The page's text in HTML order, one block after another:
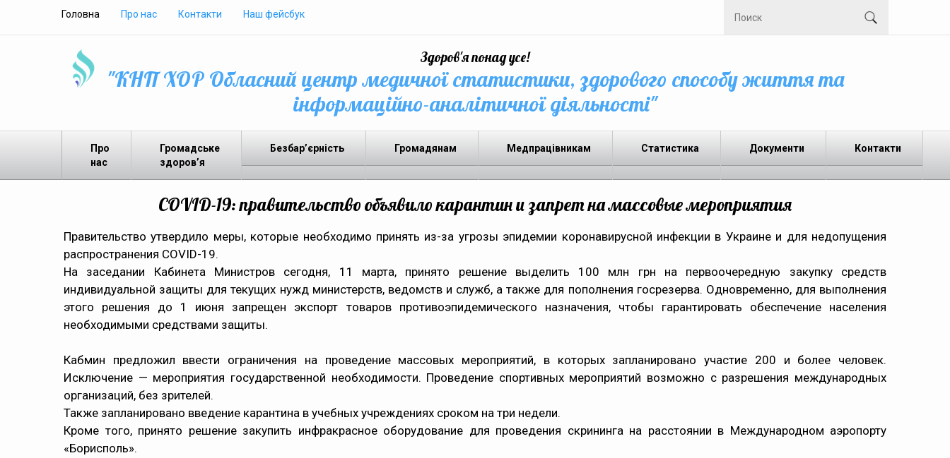
Головна Про нас Контакти Наш фейсбук
Здоров'я понад усе!
"КНП ХОР Обласний центр медичної статистики, здорового способу життя та
інформаційно-аналітичної діяльності"
Про
нас
Громадське
здоров’я
Безбар’єрність Громадянам Медпрацівникам Статистика Документи Контакти
COVID-19: правительство объявило карантин и запрет на массовые мероприятия
Правительство утвердило меры, которые необходимо принять из-за угрозы эпидемии коронавирусной инфекции в Украине и для недопущения
распространения COVID-19.
На заседании Кабинета Министров сегодня, 11 марта, принято решениевыделить 100 млн грн на первоочередную закупку средств
индивидуальной защиты для текущих нужд министерств, ведомств и служб, а также для пополнения госрезерва. Одновременно, для выполнения
этого решения до 1 июня запрещен экспорт товаров противоэпидемического назначения, чтобы гарантировать обеспечение населения
необходимыми средствами защиты.
Кабмин предложил ввести ограничения на проведение массовых мероприятий, в которых запланировано участие 200 и более человек.
Исключение — мероприятия государственной необходимости. Проведение спортивных мероприятий возможно с разрешения международных
организаций, без зрителей.
Также запланировано введение карантина в учебных учреждениях сроком на три недели.
Кроме того, принято решение закупить инфракрасное оборудование для проведения скрининга на расстоянии в Международном аэропорту
«Борисполь».